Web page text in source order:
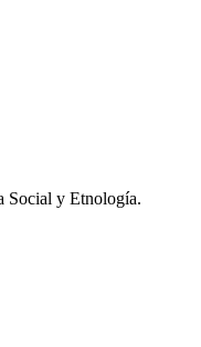
Social y Etnología.